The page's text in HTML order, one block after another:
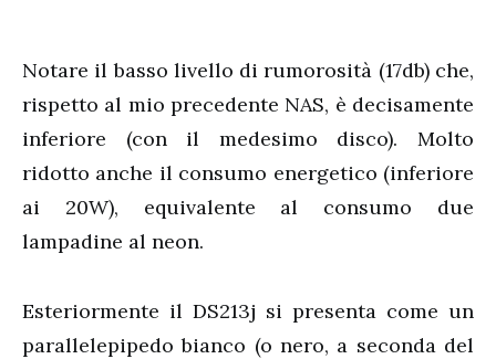
Notare il basso livello di rumorosità (17db) che,
rispetto al mio precedente NAS, è decisamente
inferiore (con il medesimo disco). Molto
ridotto anche il consumo energetico (inferiore
ai 20W), equivalente al consumo due
lampadine al neon.
Esteriormente il DS213j si presenta come un
parallelepipedo bianco (o nero, a seconda del